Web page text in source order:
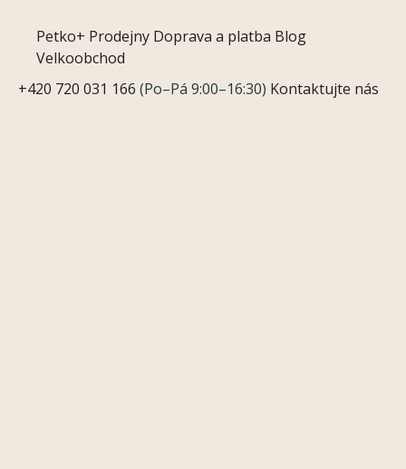
Petko+ Prodejny Doprava a platba Blog
Velkoobchod
+420 720 031 166 (Po–Pá 9:00–16:30) Kontaktujte nás